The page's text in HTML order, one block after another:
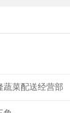
蔬菜配送经营部